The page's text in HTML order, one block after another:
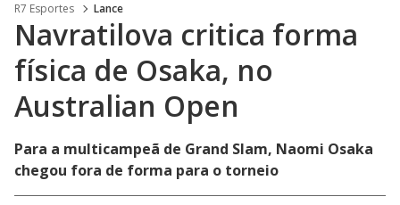
R7 Esportes Lance
Navratilova critica forma
física de Osaka, no
Australian Open
Para a multicampeã de Grand Slam, Naomi Osaka
chegou fora de forma para o torneio